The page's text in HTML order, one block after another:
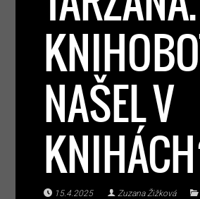
NAŠEL V
15.4.2025 Zuzana Žižková